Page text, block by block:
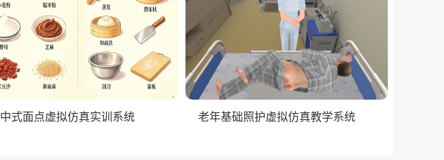
中式面点虚拟仿真实训系统 老年基础照护虚拟仿真教学系统